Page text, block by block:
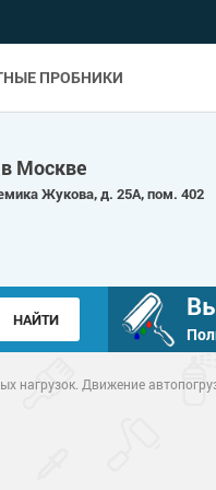
ПРОБНИКИ
Москве
Жукова, д. 25А, пом. 402
нагрузок. Движение